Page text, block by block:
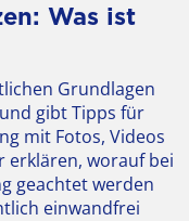
Was ist
Grundlagen
gibt Tipps für
mit Fotos, Videos
erklären, worauf bei
geachtet werden
einwandfrei